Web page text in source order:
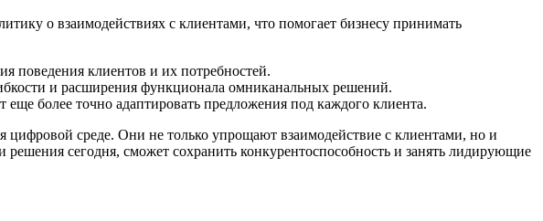
о взаимодействиях с клиентами, что помогает бизнесу принимать
поведения клиентов и их потребностей.
и расширения функционала омниканальных решений.
более точно адаптировать предложения под каждого клиента.
среде. Они не только упрощают взаимодействие с клиентами, но и
сегодня, сможет сохранить конкурентоспособность и занять лидирующие